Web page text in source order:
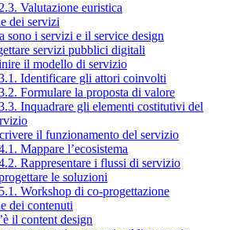
Valutazione euristica
dei servizi
sono i servizi e il service design
servizi pubblici digitali
il modello di servizio
Identificare gli attori coinvolti
Formulare la proposta di valore
Inquadrare gli elementi costitutivi del
il funzionamento del servizio
Mappare l’ecosistema
Rappresentare i flussi di servizio
le soluzioni
Workshop di co-progettazione
dei contenuti
il content design